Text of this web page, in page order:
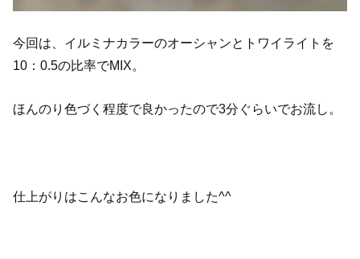
今回は、イルミナカラーのオーシャンとトワイライトを
10：0.5の比率でMIX。
ほんのり色づく程度で良かったので3分ぐらいでお流し。
仕上がりはこんなお色になりました^^